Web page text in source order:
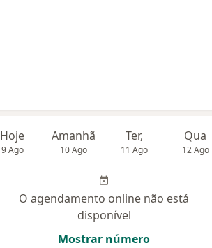
Hoje
9 Ago
Amanhã
10 Ago
Ter,
11 Ago
Qua
12 Ago
O agendamento online não está
disponível
Mostrar número